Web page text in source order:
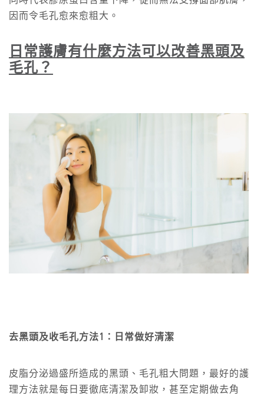
因而令毛孔愈來愈粗大。
日常護膚有什麼方法可以改善黑頭及
毛孔？
去黑頭及收毛孔方法1：日常做好清潔
皮脂分泌過盛所造成的黑頭、毛孔粗大問題，最好的護
理方法就是每日要徹底清潔及卸妝，甚至定期做去角